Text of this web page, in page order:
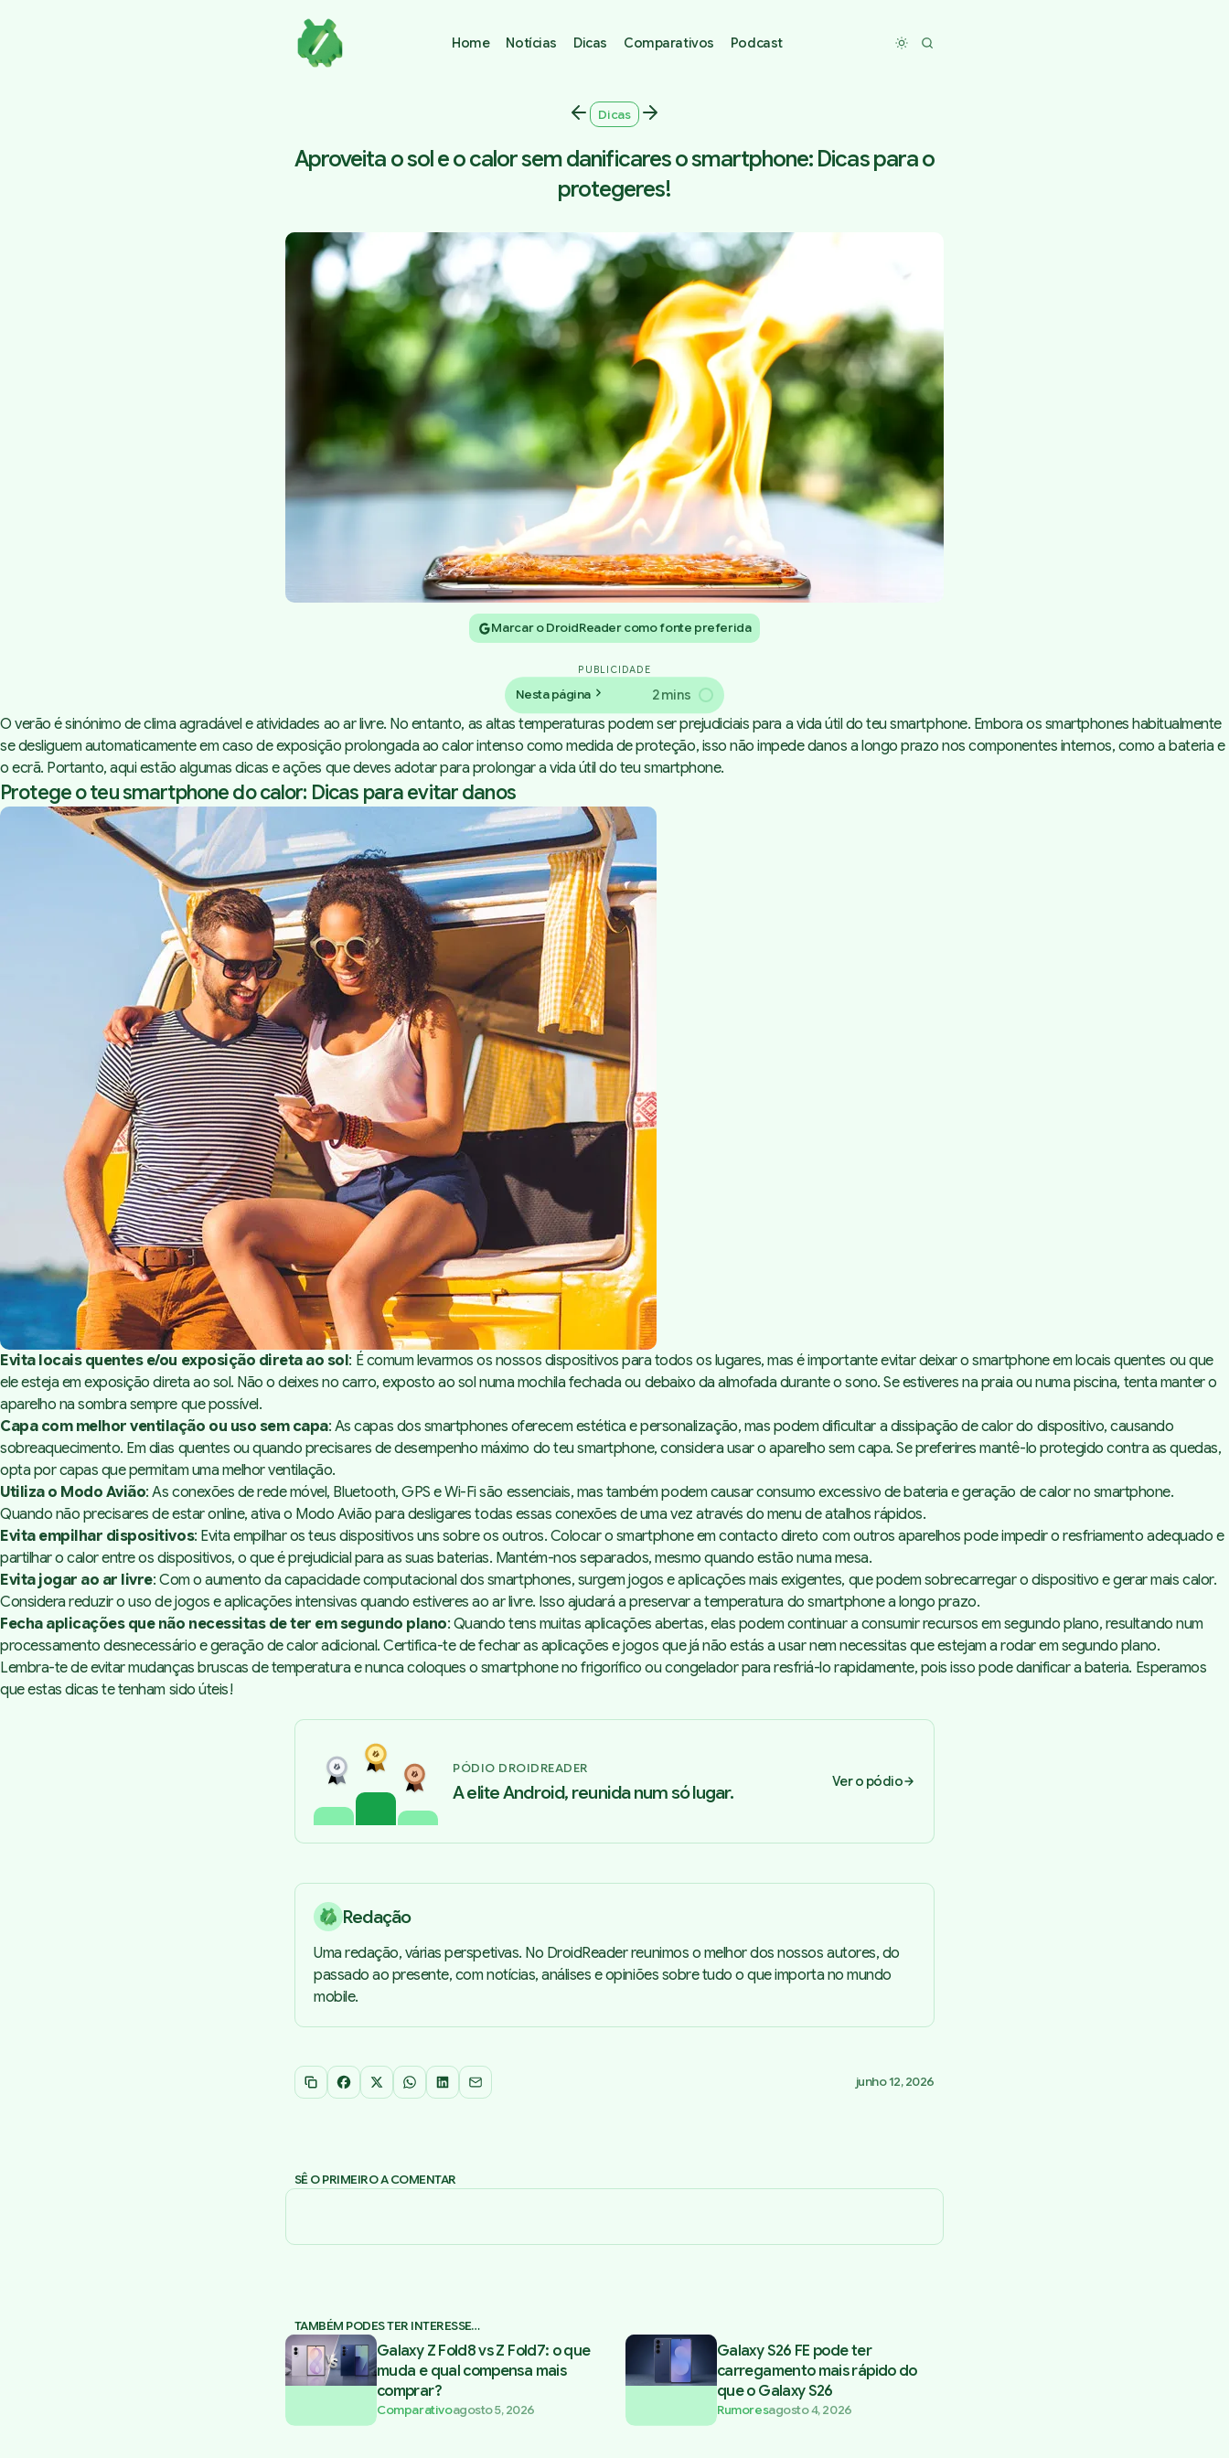
Home Notícias Dicas Comparativos Podcast Toggle dark mode
Dicas
Aproveita o sol e o calor sem danificares o smartphone: Dicas para o
protegeres!
Marcar o DroidReader como fonte preferida
PUBLICIDADE
Nesta página 2 mins
O verão é sinónimo de clima agradável e atividades ao ar livre. No entanto, as altas temperaturas podem ser prejudiciais para a vida útil do teu smartphone. Embora os smartphones habitualmente
se desliguem automaticamente em caso de exposição prolongada ao calor intenso como medida de proteção, isso não impede danos a longo prazo nos componentes internos, como a bateria e
o ecrã. Portanto, aqui estão algumas dicas e ações que deves adotar para prolongar a vida útil do teu smartphone.
Protege o teu smartphone do calor: Dicas para evitar danos
Evita locais quentes e/ou exposição direta ao sol: É comum levarmos os nossos dispositivos para todos os lugares, mas é importante evitar deixar o smartphone em locais quentes ou que
ele esteja em exposição direta ao sol. Não o deixes no carro, exposto ao sol numa mochila fechada ou debaixo da almofada durante o sono. Se estiveres na praia ou numa piscina, tenta manter o
aparelho na sombra sempre que possível.
Capa com melhor ventilação ou uso sem capa: As capas dos smartphones oferecem estética e personalização, mas podem dificultar a dissipação de calor do dispositivo, causando
sobreaquecimento. Em dias quentes ou quando precisares de desempenho máximo do teu smartphone, considera usar o aparelho sem capa. Se preferires mantê-lo protegido contra as quedas,
opta por capas que permitam uma melhor ventilação.
Utiliza o Modo Avião: As conexões de rede móvel, Bluetooth, GPS e Wi-Fi são essenciais, mas também podem causar consumo excessivo de bateria e geração de calor no smartphone.
Quando não precisares de estar online, ativa o Modo Avião para desligares todas essas conexões de uma vez através do menu de atalhos rápidos.
Evita empilhar dispositivos: Evita empilhar os teus dispositivos uns sobre os outros. Colocar o smartphone em contacto direto com outros aparelhos pode impedir o resfriamento adequado e
partilhar o calor entre os dispositivos, o que é prejudicial para as suas baterias. Mantém-nos separados, mesmo quando estão numa mesa.
Evita jogar ao ar livre: Com o aumento da capacidade computacional dos smartphones, surgem jogos e aplicações mais exigentes, que podem sobrecarregar o dispositivo e gerar mais calor.
Considera reduzir o uso de jogos e aplicações intensivas quando estiveres ao ar livre. Isso ajudará a preservar a temperatura do smartphone a longo prazo.
Fecha aplicações que não necessitas de ter em segundo plano: Quando tens muitas aplicações abertas, elas podem continuar a consumir recursos em segundo plano, resultando num
processamento desnecessário e geração de calor adicional. Certifica-te de fechar as aplicações e jogos que já não estás a usar nem necessitas que estejam a rodar em segundo plano.
Lembra-te de evitar mudanças bruscas de temperatura e nunca coloques o smartphone no frigorífico ou congelador para resfriá-lo rapidamente, pois isso pode danificar a bateria. Esperamos
que estas dicas te tenham sido úteis!
PÓDIO DROIDREADER
A elite Android, reunida num só lugar. Ver o pódio
Redação
Uma redação, várias perspetivas. No DroidReader reunimos o melhor dos nossos autores, do
passado ao presente, com notícias, análises e opiniões sobre tudo o que importa no mundo
mobile.
Copiar link
Facebook
X WhatsApp
LinkedInEmail junho 12, 2026
SÊ O PRIMEIRO A COMENTAR
TAMBÉM PODES TER INTERESSE…
Galaxy Z Fold8 vs Z Fold7: o que
muda e qual compensa mais
comprar?
Comparativoagosto 5, 2026
Galaxy S26 FE pode ter
carregamento mais rápido do
que o Galaxy S26
Rumoresagosto 4, 2026